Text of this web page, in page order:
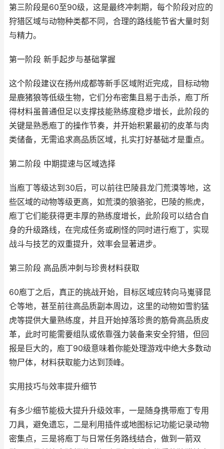
第三阶段是60至90级，这是最终冲刺期，每个阶段对应的
狩猎区域与动物种类都不同，合理的路线能节省大量时刻
与精力。
第一阶段 新手起步与基础掌握
这个阶段建议在扬州成都等新手区域附近完成，目标动物
是鹿猪狼等低级生物，它们分布密集且易于击杀，庖丁所
得材料虽普通但足以支撑技能熟练度稳步增长，此阶段的
关键是熟悉庖丁的操作节奏，并开始积累最初的皮革与肉
类储备，无需追求高品质区域，扎实打好基础才是重点。
第二阶段 中期提速与区域选择
当庖丁等级达到30后，可以前往巴陵县龙门荒漠等地，这
些区域的动物等级更高，如荒漠的狼骆驼，巴陵的熊虎，
庖丁它们能获得更丰厚的熟练度增长，此阶段可以结合自
身的升级路线，在完成任务或刷怪的同时进行庖丁，实现
战斗与技艺的双重提升，效率会显著进步。
第三阶段 高品质冲刺与珍贵材料获取
60庖丁之后，真正的挑战开始，目标区域应转向马嵬驿昆
仑等地，甚至前往高品质副本周边，这里的动物如雪豹猛
虎等提供大量熟练度，并且开始掉落珍贵的筋骨高品质皮
革，此时可能需要组队或依靠强力装备来安全狩猎，但回
报是巨大的，庖丁90级意味着你能处理游戏中绝大多数动
物尸体，材料获取能力达到顶峰。
实用技巧与效率提升细节
有多少细节能极大提升升级效率，一是随身携带庖丁专用
刀具，避免遗忘，二是利用插件或地图标记功能记录动物
密集点，三是将庖丁与日常任务路线结合，做到一箭双